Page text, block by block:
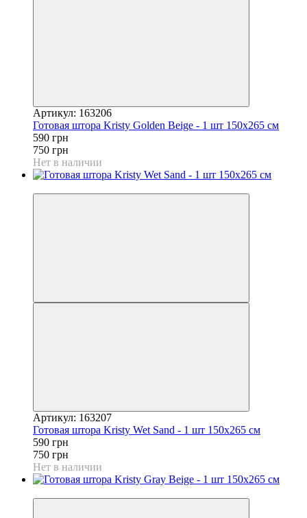
Артикул: 163206
Готовая штора Kristy Golden Beige - 1 шт 150x265 см
590 грн
750 грн
Нет в наличии
Артикул: 163207
Готовая штора Kristy Wet Sand - 1 шт 150x265 см
590 грн
750 грн
Нет в наличии